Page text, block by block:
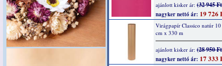
ajánlott kisker ár: (32 945
nagyker nettó ár: 19 726
Virágpapír Classico natúr
cm x 330 m
ajánlott kisker ár: (28 950
nagyker nettó ár: 17 333